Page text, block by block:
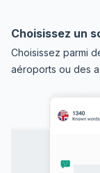
Choisissez un
Choisissez parmi
aéroports ou des